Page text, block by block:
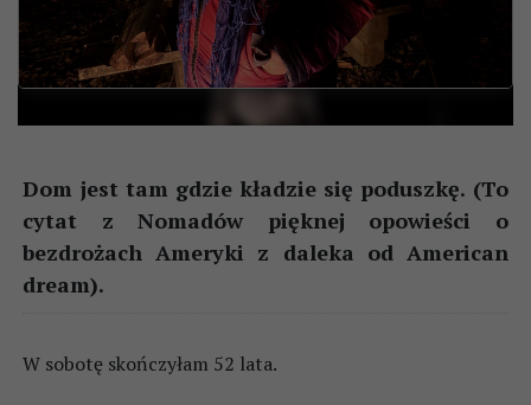
Dom jest tam gdzie kładzie się poduszkę. (To
cytat z Nomadów pięknej opowieści o
bezdrożach Ameryki z daleka od American
dream).
W sobotę skończyłam 52 lata.